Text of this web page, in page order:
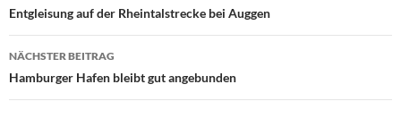
Beitragsnavigation
Entgleisung auf der Rheintalstrecke bei Auggen
NÄCHSTER BEITRAG
Hamburger Hafen bleibt gut angebunden